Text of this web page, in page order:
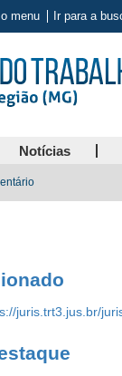
o menu Ir para a
Notícias
juris.trt3.jus.br/